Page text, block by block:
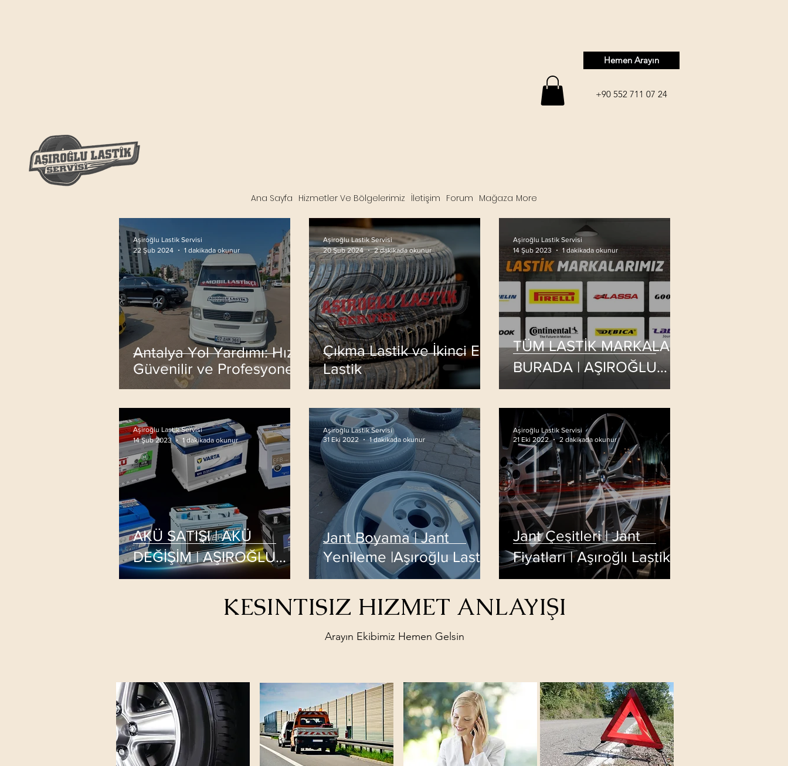
Ana Sayfa Hizmetler Ve Bölgelerimiz İletişim Forum Mağaza More
Hemen Arayın
+90 552 711 07 24
Antalya Yol Yardımı: Hızlı,
Güvenilir ve Profesyonel
Çözümler
Aşiroğlu Lastik Servisi
22 Şub 2024
1 dakikada okunur
Çıkma Lastik ve İkinci El
Lastik
Aşiroğlu Lastik Servisi
20 Şub 2024
2 dakikada okunur
TÜM LASTİK MARKALARI
BURADA | AŞIROĞLU
LASTİK SERVİSİ
Aşiroğlu Lastik Servisi
14 Şub 2023
1 dakikada okunur
AKÜ SATIŞI | AKÜ
DEĞİŞİM | AŞIROĞLU
LASTİK SERVİSİ
Aşiroğlu Lastik Servisi
14 Şub 2023
1 dakikada okunur
Jant Boyama | Jant
Yenileme |Aşıroğlu Lastik
Servisi
Aşiroğlu Lastik Servisi
31 Eki 2022
1 dakikada okunur
Jant Çeşitleri | Jant
Fiyatları | Aşıroğlı Lastik
Servisi
Aşiroğlu Lastik Servisi
21 Eki 2022
2 dakikada okunur
KESINTISIZ HIZMET ANLAYIŞI
Arayın Ekibimiz Hemen Gelsin